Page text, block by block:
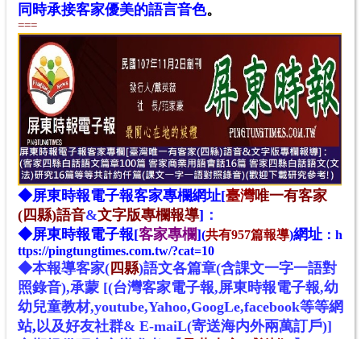
同時承接客家優美的語言音色。
===
◆屏東時報電子報客家專欄網址[臺灣唯一有客家
(四縣)語音&文字版專欄報導] ：
◆屏東時報電子報[客家專欄](共有957篇報導)網址 ： h
ttps://pingtungtimes.com.tw/?cat=10
◆本報導客家( 四縣)語文各篇章(含課文一字一語對
照錄音),承蒙 [(台灣客家電子報,屏東時報電子報,幼
幼兒童教材,youtube,Yahoo,GoogLe,facebook等等網
站,以及好友社群& E-maiL(寄送海内外兩萬訂戶)]